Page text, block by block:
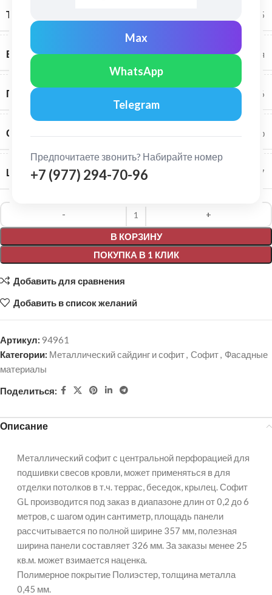
Max
WhatsApp
Telegram
Предпочитаете звонить? Набирайте номер
+7 (977) 294-70-96
ТОЛЩИНА МЕТАЛЛА 0,45
ВИД ПОВЕРХНОСТИ глянцевая
ПОЛЕЗНАЯ ШИРИНА ПАНЕЛИ, ММ 326
СОСТАВ ПОКРЫТИЯ полиэстер
ШИРИНА ПАНЕЛИ, ММ 357
В КОРЗИНУ
ПОКУПКА В 1 КЛИК
Alternative:
Добавить для сравнения
Добавить в список желаний
Артикул: 94961
Категории: Металлический сайдинг и софит, Софит, Фасадные
материалы
Поделиться:
Описание
Металлический софит с центральной перфорацией для
подшивки свесов кровли, может применяться в для
отделки потолков в т.ч. террас, беседок, крылец. Софит
GL производится под заказ в диапазоне длин от 0,2 до 6
метров, с шагом один сантиметр, площадь панели
рассчитывается по полной ширине 357 мм, полезная
ширина панели составляет 326 мм. За заказы менее 25
кв.м. может взимается наценка.
Полимерное покрытие Полиэстер, толщина металла
0,45 мм.